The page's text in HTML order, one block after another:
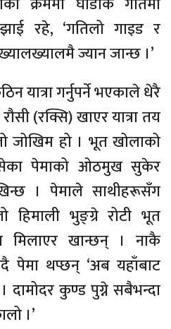
रहे, ‘गतिलो गाइड र
ज्यान जान्छ ।’
यात्रा गर्नुपर्ने भएकाले धेरै
(रक्सि) खाएर यात्रा तय
जोखिम हो । भूत खोलाको
पेमाको ओठमुख सुकेर
। पेमाले साथीहरूसँग
हिमाली भुङ्ग्रे रोटी भूत
मिलाएर खान्छन् । नाकै
पेमा थप्छन् ‘अब यहाँबाट
दामोदर कुण्ड पुग्ने सबैभन्दा
।’